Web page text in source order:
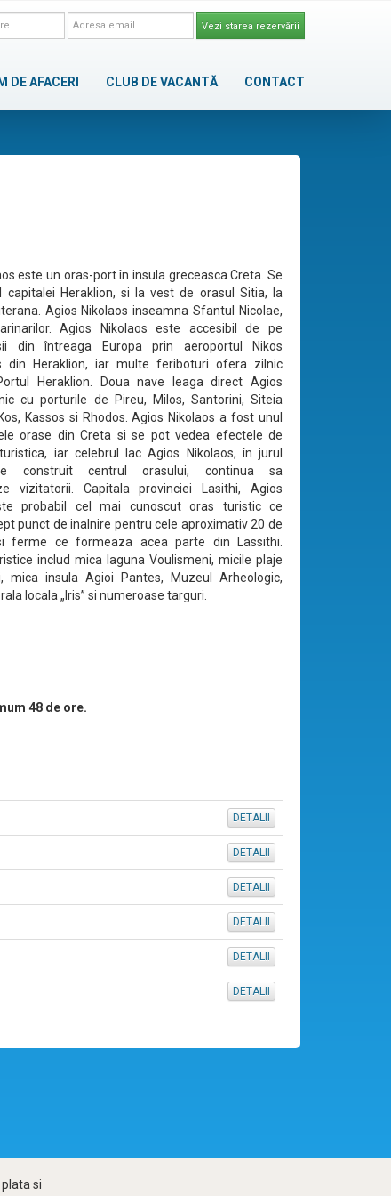
Vezi starea rezervării
DE AFACERI CLUB DE VACANTĂ CONTACT
este un oras-port în insula greceasca Creta. Se
capitalei Heraklion, si la vest de orasul Sitia, la
Agios Nikolaos inseamna Sfantul Nicolae,
Agios Nikolaos este accesibil de pe
din întreaga Europa prin aeroportul Nikos
din Heraklion, iar multe feriboturi ofera zilnic
Heraklion. Doua nave leaga direct Agios
cu porturile de Pireu, Milos, Santorini, Siteia
Kassos si Rhodos. Agios Nikolaos a fost unul
orase din Creta si se pot vedea efectele de
iar celebrul lac Agios Nikolaos, în jurul
construit centrul orasului, continua sa
vizitatorii. Capitala provinciei Lasithi, Agios
probabil cel mai cunoscut oras turistic ce
punct de inalnire pentru cele aproximativ 20 de
ferme ce formeaza acea parte din Lassithi.
includ mica laguna Voulismeni, micile plaje
mica insula Agioi Pantes, Muzeul Arheologic,
locala „Iris” si numeroase targuri.
48 de ore.
DETALII
DETALII
DETALII
DETALII
DETALII
DETALII
si